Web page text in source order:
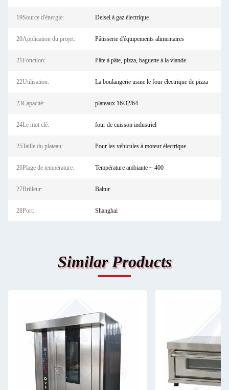
19Source d'énergie: Deisel à gaz électrique
20Application du projet: Pâtisserie d'équipements alimentaires
21Fonction: Pâte à pâte, pizza, baguette à la viande
22Utilisation: La boulangerie usine le four électrique de pizza
23Capacité: plateaux 16/32/64
24Le mot clé: four de cuisson industriel
25Taille du plateau: Pour les véhicules à moteur électrique
26Plage de température: Température ambiante ~ 400
27Brûleur: Baltur
28Port: Shanghai
Similar Products